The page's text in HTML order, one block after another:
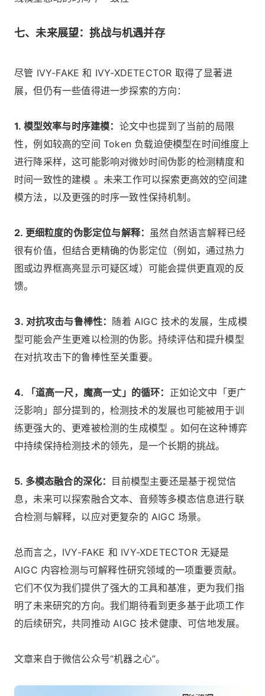
七、未来展望：挑战与机遇并存
尽管 IVY-FAKE 和 IVY-XDETECTOR 取得了显著进
展，但仍有一些值得进一步探索的方向：
1. 模型效率与时序建模： 论文中也提到了当前的局限
性，例如较高的空间 Token 负载迫使模型在时间维度上
进行降采样，这可能影响对微妙时间伪影的检测精度和
时间一致性的建模 。未来工作可以探索更高效的空间建
模方法，以及更强的时序一致性保持机制。
2. 更细粒度的伪影定位与解释： 虽然自然语言解释已经
很有价值，但结合更精确的伪影定位（例如，通过热力
图或边界框高亮显示可疑区域）可能会提供更直观的反
馈。
3. 对抗攻击与鲁棒性： 随着 AIGC 技术的发展，生成模
型可能会产生更难以检测的伪影。持续评估和提升模型
在对抗攻击下的鲁棒性至关重要。
4. 「道高一尺，魔高一丈」的循环： 正如论文中「更广
泛影响」部分提到的，检测技术的发展也可能被用于训
练更强大的、更难被检测的生成模型 。如何在这种博弈
中持续保持检测技术的领先，是一个长期的挑战。
5. 多模态融合的深化：
目前模型主要还是基于视觉信
息，未来可以探索融合文本、音频等多模态信息进行联
合检测与解释，以应对更复杂的 AIGC 场景。
总而言之，IVY-FAKE 和 IVY-XDETECTOR 无疑是
AIGC 内容检测与可解释性研究领域的一项重要贡献。
它们不仅为我们提供了强大的工具和基准，更为我们指
明了未来研究的方向。我们期待看到更多基于此项工作
的后续研究，共同推动 AIGC 技术健康、可信地发展。
文章来自于微信公众号“机器之心”。